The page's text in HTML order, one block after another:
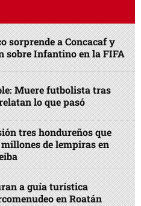
sorprende a Concacaf y
sobre Infantino en la FIFA
Muere futbolista tras
lo que pasó
tres hondureños que
de lempiras en
a guía turística
en Roatán